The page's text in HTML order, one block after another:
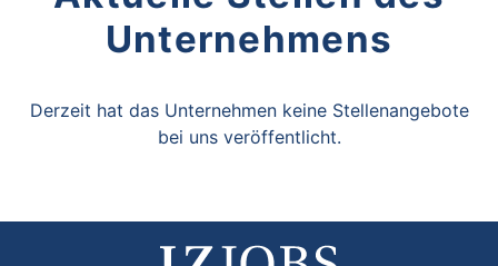
Unternehmens
Derzeit hat das Unternehmen keine Stellenangebote
bei uns veröffentlicht.